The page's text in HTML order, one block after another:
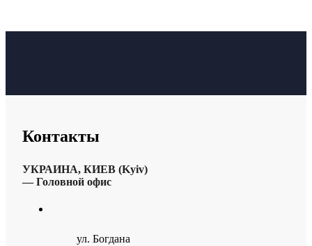
Контакты
УКРАИНА, КИЕВ (Kyiv)
— Головной офис
ул. Богдана